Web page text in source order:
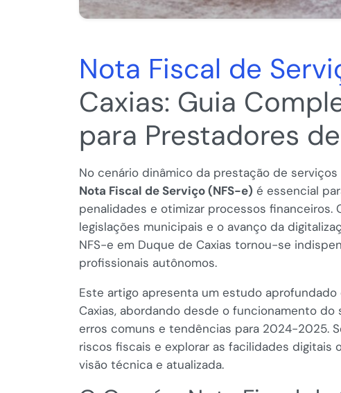
Nota Fiscal de
Caxias: Guia
para Prestadores
No cenário dinâmico da prestação de
Nota Fiscal de Serviço (NFS-e) é essencial
penalidades e otimizar processos financeiros.
legislações municipais e o avanço da
NFS-e em Duque de Caxias tornou-se
profissionais autônomos.
Este artigo apresenta um estudo
Caxias, abordando desde o funcionamento
erros comuns e tendências para 2024-2025.
riscos fiscais e explorar as facilidades
visão técnica e atualizada.